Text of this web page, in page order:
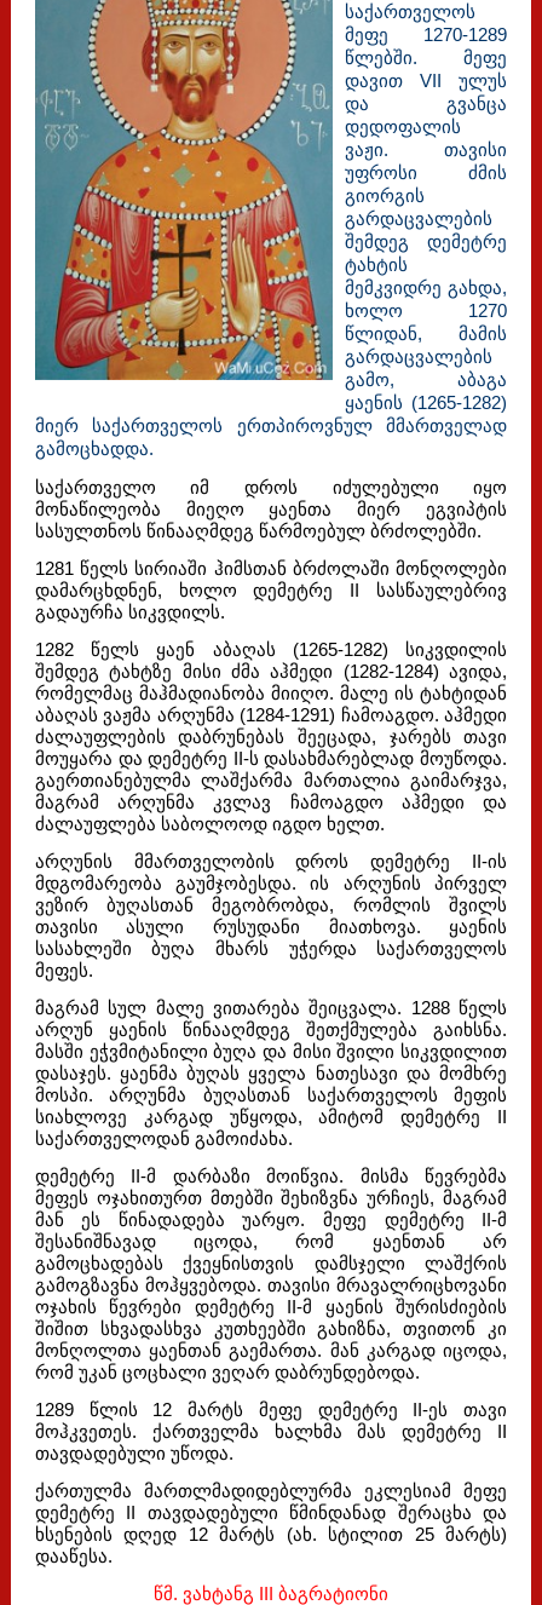
საქართველოს
მეფე 1270-1289
წლებში. მეფე
დავით VII ულუს
და გვანცა
დედოფალის
ვაჟი. თავისი
უფროსი ძმის
გიორგის
გარდაცვალების
შემდეგ დემეტრე
ტახტის
მემკვიდრე გახდა,
ხოლო 1270
წლიდან, მამის
გარდაცვალების
გამო, აბაგა
ყაენის (1265-1282)
მიერ საქართველოს ერთპიროვნულ მმართველად
გამოცხადდა.
საქართველო იმ დროს იძულებული იყო
მონაწილეობა მიეღო ყაენთა მიერ ეგვიპტის
სასულთნოს წინააღმდეგ წარმოებულ ბრძოლებში.
1281 წელს სირიაში ჰიმსთან ბრძოლაში მონღოლები
დამარცხდნენ, ხოლო დემეტრე II სასწაულებრივ
გადაურჩა სიკვდილს.
1282 წელს ყაენ აბაღას (1265-1282) სიკვდილის
შემდეგ ტახტზე მისი ძმა აჰმედი (1282-1284) ავიდა,
რომელმაც მაჰმადიანობა მიიღო. მალე ის ტახტიდან
აბაღას ვაჟმა არღუნმა (1284-1291) ჩამოაგდო. აჰმედი
ძალაუფლების დაბრუნებას შეეცადა, ჯარებს თავი
მოუყარა და დემეტრე II-ს დასახმარებლად მოუწოდა.
გაერთიანებულმა ლაშქარმა მართალია გაიმარჯვა,
მაგრამ არღუნმა კვლავ ჩამოაგდო აჰმედი და
ძალაუფლება საბოლოოდ იგდო ხელთ.
არღუნის მმართველობის დროს დემეტრე II-ის
მდგომარეობა გაუმჯობესდა. ის არღუნის პირველ
ვეზირ ბუღასთან მეგობრობდა, რომლის შვილს
თავისი ასული რუსუდანი მიათხოვა. ყაენის
სასახლეში ბუღა მხარს უჭერდა საქართველოს
მეფეს.
მაგრამ სულ მალე ვითარება შეიცვალა. 1288 წელს
არღუნ ყაენის წინააღმდეგ შეთქმულება გაიხსნა.
მასში ეჭვმიტანილი ბუღა და მისი შვილი სიკვდილით
დასაჯეს. ყაენმა ბუღას ყველა ნათესავი და მომხრე
მოსპი. არღუნმა ბუღასთან საქართველოს მეფის
სიახლოვე კარგად უწყოდა, ამიტომ დემეტრე II
საქართველოდან გამოიძახა.
დემეტრე II-მ დარბაზი მოიწვია. მისმა წევრებმა
მეფეს ოჯახითურთ მთებში შეხიზვნა ურჩიეს, მაგრამ
მან ეს წინადადება უარყო. მეფე დემეტრე II-მ
შესანიშნავად იცოდა, რომ ყაენთან არ
გამოცხადებას ქვეყნისთვის დამსჯელი ლაშქრის
გამოგზავნა მოჰყვებოდა. თავისი მრავალრიცხოვანი
ოჯახის წევრები დემეტრე II-მ ყაენის შურისძიების
შიშით სხვადასხვა კუთხეებში გახიზნა, თვითონ კი
მონღოლთა ყაენთან გაემართა. მან კარგად იცოდა,
რომ უკან ცოცხალი ვეღარ დაბრუნდებოდა.
1289 წლის 12 მარტს მეფე დემეტრე II-ეს თავი
მოჰკვეთეს. ქართველმა ხალხმა მას დემეტრე II
თავდადებული უწოდა.
ქართულმა მართლმადიდებლურმა ეკლესიამ მეფე
დემეტრე II თავდადებული წმინდანად შერაცხა და
ხსენების დღედ 12 მარტს (ახ. სტილით 25 მარტს)
დააწესა.
წმ. ვახტანგ III ბაგრატიონი